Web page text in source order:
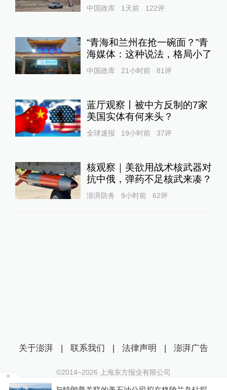
中国政库 1天前 122评
“青海和兰州在抢一碗面？”青
海媒体：这种说法，格局小了
中国政库 21小时前 81评
蓝厅观察丨被中方反制的7家
美国实体有何来头？
全球速报 19小时前 37评
核观察｜美欲用战术核武器对
抗中俄，弹药不足核武来凑？
澎湃防务 9小时前 62评
关于澎湃 | 联系我们 | 法律声明 | 澎湃广告
©2014~2026 上海东方报业有限公司
沪ICP证：沪B2-20170116 | 沪ICP备14003370号